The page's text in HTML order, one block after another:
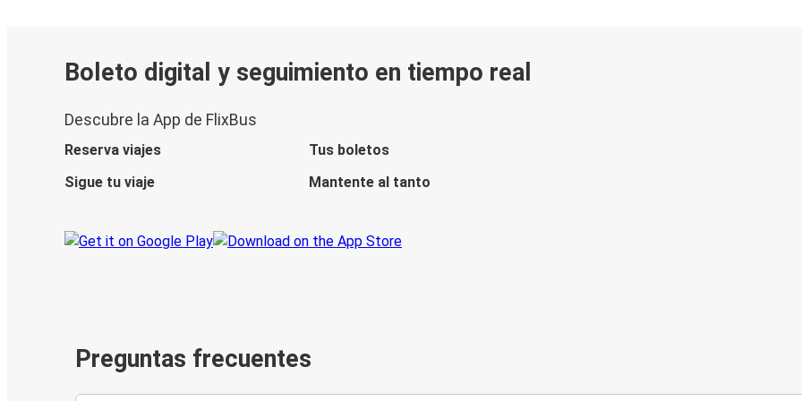
Boleto digital y seguimiento en tiempo real
Descubre la App de FlixBus
Reserva viajes
Tus boletos
Sigue tu viaje
Mantente al tanto
Preguntas frecuentes